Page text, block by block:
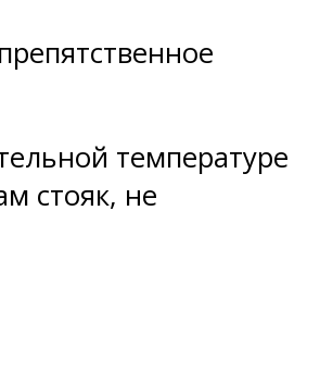
температуре
стояк, не